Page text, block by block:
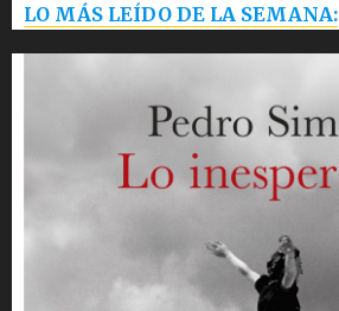
LO MÁS LEÍDO DE LA SEMANA: